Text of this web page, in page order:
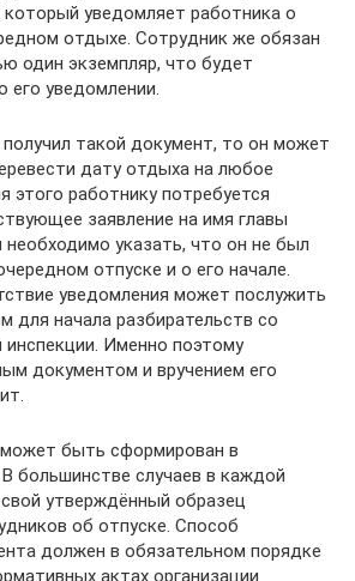
который уведомляет работника о
отдыхе. Сотрудник же обязан
один экземпляр, что будет
его уведомлении.
получил такой документ, то он может
дату отдыха на любое
этого работнику потребуется
заявление на имя главы
необходимо указать, что он не был
отпуске и о его начале.
уведомления может послужить
для начала разбирательств со
Именно поэтому
документом и вручением его
быть сформирован в
большинстве случаев в каждой
утверждённый образец
об отпуске. Способ
должен в обязательном порядке
актах организации.